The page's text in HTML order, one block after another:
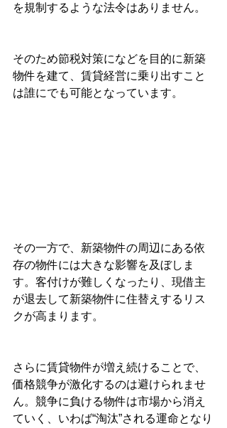
を規制するような法令はありません。
そのため節税対策になどを目的に新築
物件を建て、賃貸経営に乗り出すこと
は誰にでも可能となっています。
その一方で、新築物件の周辺にある依
存の物件には大きな影響を及ぼしま
す。客付けが難しくなったり、現借主
が退去して新築物件に住替えするリス
クが高まります。
さらに賃貸物件が増え続けることで、
価格競争が激化するのは避けられませ
ん。競争に負ける物件は市場から消え
ていく、いわば“淘汰”される運命となり